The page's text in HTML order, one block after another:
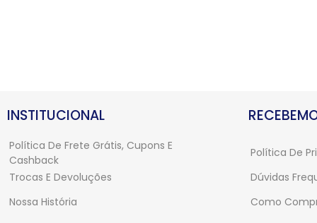
INSTITUCIONAL
Política De Frete Grátis, Cupons E
Cashback
Trocas E Devoluções
Nossa História
Política De
Dúvidas
Como